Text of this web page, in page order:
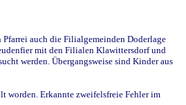
auch die Filialgemeinden Doderlage
mit den Filialen Klawittersdorf und
werden. Übergangsweise sind Kinder aus
worden. Erkannte zweifelsfreie Fehler im